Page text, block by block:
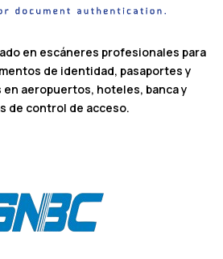
en escáneres profesionales para
de identidad, pasaportes y
aeropuertos, hoteles, banca y
de control de acceso.